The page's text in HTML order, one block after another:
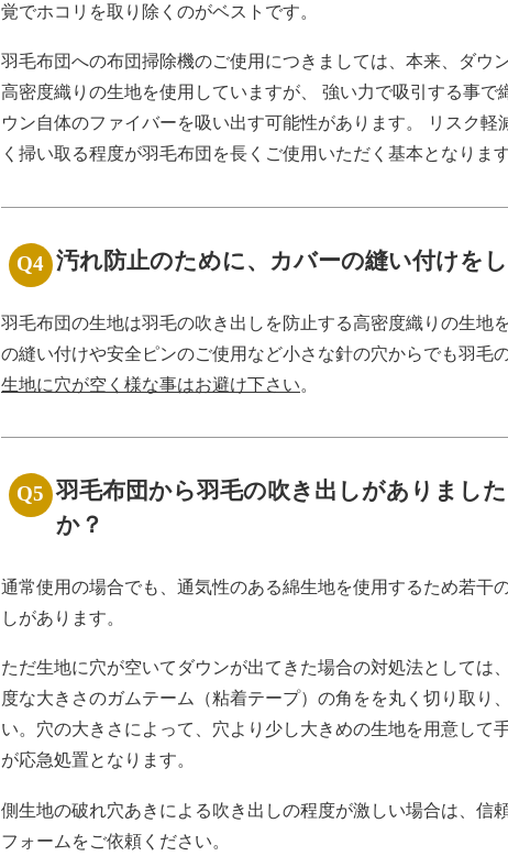
覚でホコリを取り除くのがベストです。
羽毛布団への布団掃除機のご使用につきましては、本来、ダウ
高密度織りの生地を使用していますが、 強い力で吸引する事で
ウン自体のファイバーを吸い出す可能性があります。 リスク軽
く掃い取る程度が羽毛布団を長くご使用いただく基本となります
汚れ防止のために、カバーの縫い付けを
羽毛布団の生地は羽毛の吹き出しを防止する高密度織りの生地
の縫い付けや安全ピンのご使用など小さな針の穴からでも羽毛
生地に穴が空く様な事はお避け下さい。
羽毛布団から羽毛の吹き出しがありまし
か？
通常使用の場合でも、通気性のある綿生地を使用するため若干
しがあります。
ただ生地に穴が空いてダウンが出てきた場合の対処法としては
度な大きさのガムテーム（粘着テープ）の角をを丸く切り取り
い。穴の大きさによって、穴より少し大きめの生地を用意して
が応急処置となります。
側生地の破れ穴あきによる吹き出しの程度が激しい場合は、信
フォームをご依頼ください。